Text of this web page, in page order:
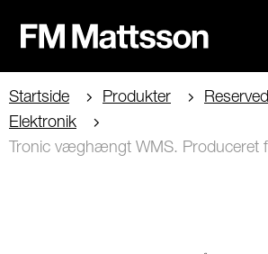
Startside Produkter
Elektronik
Tronic væghængt WMS. Produceret